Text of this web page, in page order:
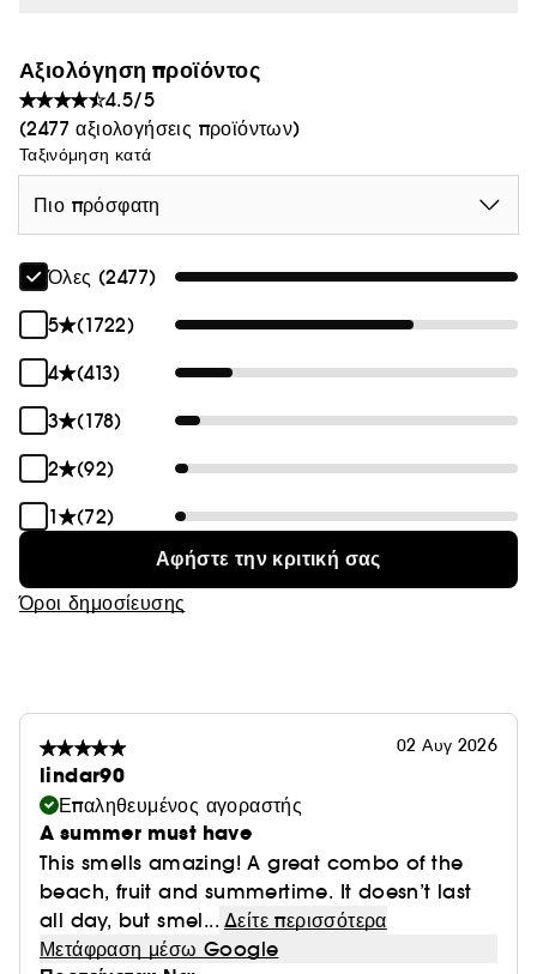
Αξιολόγηση προϊόντος
4.5/5
(2477 αξιολογήσεις προϊόντων)
Ταξινόμηση κατά
Πιο πρόσφατη
Όλες (2477)
5
(1722)
4
(413)
3
(178)
2
(92)
1
(72)
Αφήστε την κριτική σας
Όροι δημοσίευσης
02 Αυγ 2026
lindar90
Επαληθευμένος αγοραστής
A summer must have
This smells amazing! A great combo of the
beach, fruit and summertime. It doesn’t last
all day, but smel... Δείτε περισσότερα
Μετάφραση μέσω Google